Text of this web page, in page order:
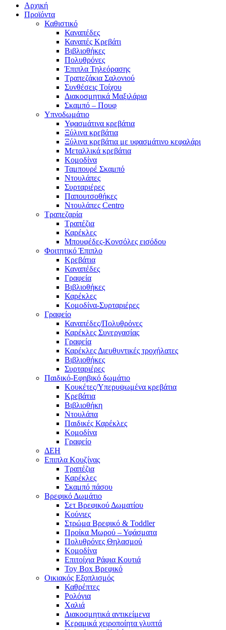
Αρχική
Προϊόντα
Καθιστικό
Καναπέδες
Καναπές Κρεβάτι
Βιβλιοθήκες
Πολυθρόνες
Έπιπλα Τηλεόρασης
Τραπεζάκια Σαλονιού
Συνθέσεις Τοίχου
Διακοσμητικά Μαξιλάρια
Σκαμπό – Πουφ
Υπνοδωμάτιο
Υφασμάτινα κρεβάτια
Ξύλινα κρεβάτια
Ξύλινα κρεβάτια με υφασμάτινο κεφαλάρι
Mεταλλικά κρεβάτια
Κομοδίνα
Ταμπουρέ Σκαμπό
Ντουλάπες
Συρταριέρες
Παπουτσοθήκες
Ντουλάπες Centro
Τραπεζαρία
Τραπέζια
Καρέκλες
Μπουφέδες-Κονσόλες εισόδου
Φοιτητικό Έπιπλο
Κρεβάτια
Καναπέδες
Γραφεία
Βιβλιοθήκες
Καρέκλες
Κομοδίνα-Συρταριέρες
Γραφείο
Καναπέδες/Πολυθρὀνες
Καρέκλες Συνεργασίας
Γραφεία
Καρέκλες Διευθυντικές τροχήλατες
Βιβλιοθήκες
Συρταριέρες
Παιδικό-Εφηβικό δωμάτιο
Κουκέτες/Υπερυψωμένα κρεβάτια
Κρεβάτια
Βιβλιοθήκη
Ντουλάπα
Παιδικές Καρέκλες
Κομοδίνα
Γραφείο
ΔΕΗ
Επιπλα Κουζίνας
Τραπέζια
Καρέκλες
Σκαμπό πάσου
Βρεφικό Δωμάτιο
Σετ Βρεφικού Δωματίου
Κούνιες
Στρώμα Βρεφικό & Toddler
Προίκα Μωρού – Υφάσματα
Πολυθρόνες Θηλασμού
Κομοδίνα
Επιτοίχια Ράφια Κουτιά
Toy Box Βρεφικό
Οικιακός Εξοπλισμός
Καθρέπτες
Ρολόγια
Χαλιά
Διακοσμητικά αντικείμενα
Κεραμικά χειροποίητα γλυπτά